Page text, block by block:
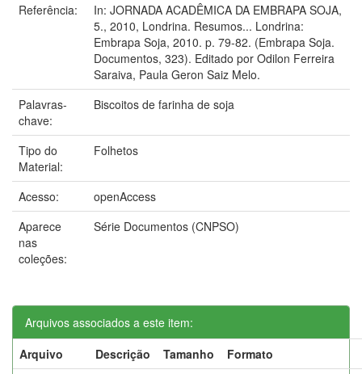
Referência:
In: JORNADA ACADÊMICA DA EMBRAPA SOJA,
5., 2010, Londrina. Resumos... Londrina:
Embrapa Soja, 2010. p. 79-82. (Embrapa Soja.
Documentos, 323). Editado por Odilon Ferreira
Saraiva, Paula Geron Saiz Melo.
Palavras-
chave:
Biscoitos de farinha de soja
Tipo do
Material:
Folhetos
Acesso:
openAccess
Aparece
nas
coleções:
Série Documentos (CNPSO)
Arquivos associados a este item:
Arquivo
Descrição Tamanho
Formato